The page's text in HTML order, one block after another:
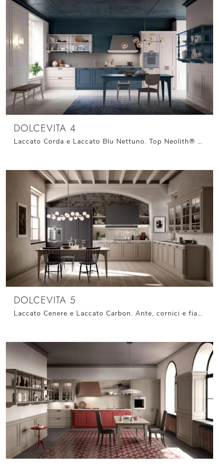
DOLCEVITA 4
Laccato Corda e Laccato Blu Nettuno. Top Neolith® Cement Satin. Cappa in finitura Carbon opaco con cornice inferiore in laccato Corda opaco. Maniglie ...
DOLCEVITA 5
Laccato Cenere e Laccato Carbon. Ante, cornici e fianchi con anticatura filo Argento. Top in Neolith® Calacatta Silk. Cappa in laccato Carbon opaco. ...